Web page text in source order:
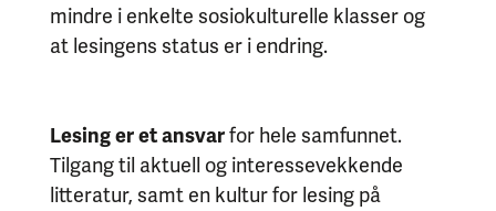
mindre i enkelte sosiokulturelle klasser og
at lesingens status er i endring.
Lesing er et ansvarfor hele samfunnet.
Tilgang til aktuell og interessevekkende
litteratur, samt en kultur for lesing på